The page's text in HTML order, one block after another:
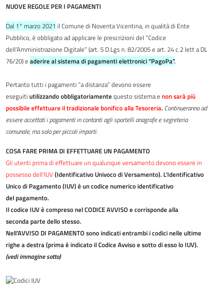
NUOVE REGOLE PER I PAGAMENTI
Dal 1° marzo 2021 il Comune di Noventa Vicentina, in qualità di Ente
Pubblico, è obbligato ad applicare le prescrizioni del “Codice
dell’Amministrazione Digitale” (art. 5 D.Lgs n. 82/2005 e art. 24 c.2 lett a DL
76/20) e aderire al sistema di pagamenti elettronici “PagoPa”.
Pertanto tutti i pagamenti “a distanza” devono essere
eseguiti utilizzando obbligatoriamente questo sistema e non sarà più
possibile effettuare il tradizionale bonifico alla Tesoreria. Continueranno ad
essere accettati i pagamenti in contanti agli sportelli anagrafe e segreteria
comunale, ma solo per piccoli importi.
COSA FARE PRIMA DI EFFETTUARE UN PAGAMENTO
Gli utenti prima di effettuare un qualunque versamento devono essere in
possesso dell'IUV (Identificativo Univoco di Versamento). L’Identificativo
Unico di Pagamento (IUV) è un codice numerico identificativo
del pagamento.
Il codice IUV è compreso nel CODICE AVVISO e corrisponde alla
seconda parte dello stesso.
Nell’AVVISO DI PAGAMENTO sono indicati entrambi i codici nelle ultime
righe a destra (prima è indicato il Codice Avviso e sotto di esso lo IUV).
(vedi immagine sotto)